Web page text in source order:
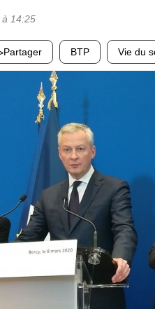
à 14:25
Partager BTP Vie du